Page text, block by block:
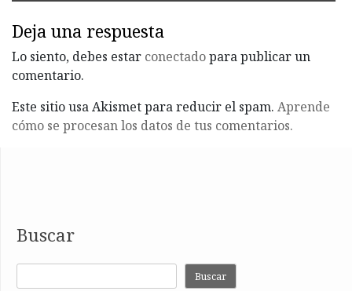
Deja una respuesta
Lo siento, debes estar conectadopara publicar un
comentario.
Este sitio usa Akismet para reducir el spam. Aprende
cómo se procesan los datos de tus comentarios.
Buscar
Buscar